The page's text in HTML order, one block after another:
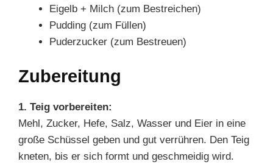
Eigelb + Milch (zum Bestreichen)
Pudding (zum Füllen)
Puderzucker (zum Bestreuen)
Zubereitung
1. Teig vorbereiten:
Mehl, Zucker, Hefe, Salz, Wasser und Eier in eine
große Schüssel geben und gut verrühren. Den Teig
kneten, bis er sich formt und geschmeidig wird.